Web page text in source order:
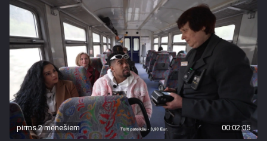
pirms 2 mēnešiem 00:02:05